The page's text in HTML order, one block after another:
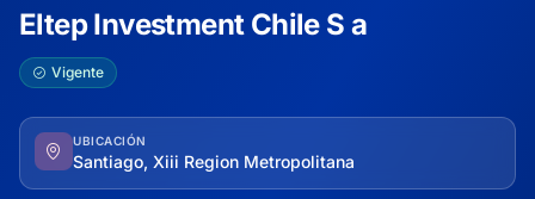
Eltep Investment Chile S a
Vigente
UBICACIÓN
Santiago, Xiii Region Metropolitana